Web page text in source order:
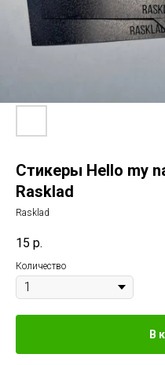
Стикеры Hello my
Rasklad
Rasklad
15 р.
Количество
В